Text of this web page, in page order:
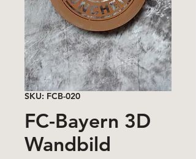
SKU: FCB-020
FC-Bayern 3D
Wandbild